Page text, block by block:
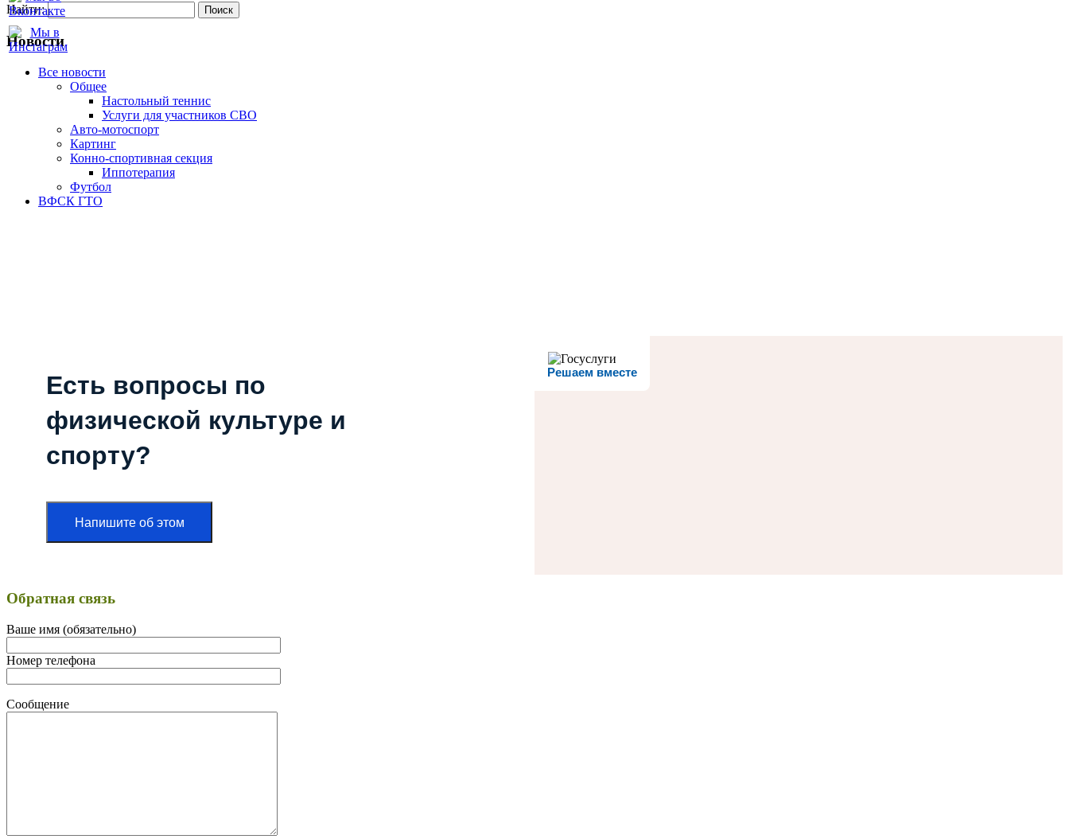
Найти:
Новости
Все новости
Oбщее
Настольный теннис
Услуги для участников СВО
Авто-мотоспорт
Картинг
Конно-спортивная секция
Иппотерапия
Футбол
ВФСК ГТО
Решаем вместе
Есть вопросы по
физической культуре и
спорту?
Напишите об этом
Обратная связь
Ваше имя (обязательно)
Номер телефона
Сообщение